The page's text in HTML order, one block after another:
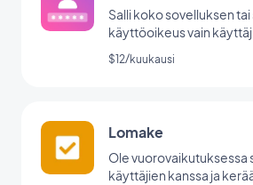
Salli koko sovelluksen tai
käyttöoikeus vain
käyttäjätunnus/salasana.
$12/kuukausi
Lomake
Ole vuorovaikutuksessa
käyttäjien kanssa ja